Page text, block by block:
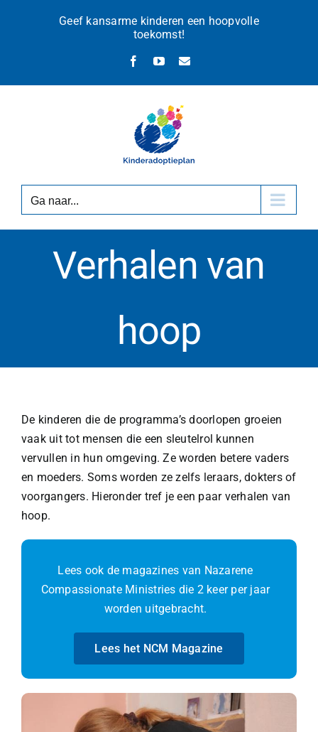
Geef kansarme kinderen een hoopvolle
toekomst!
FacebookYouTube
E-
Ga naar...
Verhalen van
hoop
De kinderen die de programma’s doorlopen groeien
vaak uit tot mensen die een sleutelrol kunnen
vervullen in hun omgeving. Ze worden betere vaders
en moeders. Soms worden ze zelfs leraars, dokters of
voorgangers. Hieronder tref je een paar verhalen van
hoop.
Lees ook de magazines van Nazarene
Compassionate Ministries die 2 keer per jaar
worden uitgebracht.
Lees het NCM Magazine